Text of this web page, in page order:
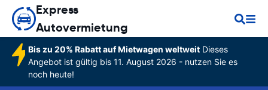
Express
Autovermietung
Bis zu 20% Rabatt auf Mietwagen weltweitDieses
Angebot ist gültig bis 11. August 2026 - nutzen Sie es
noch heute!